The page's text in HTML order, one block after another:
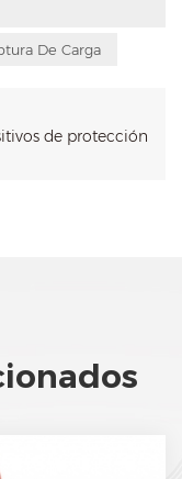
De Carga
de protección